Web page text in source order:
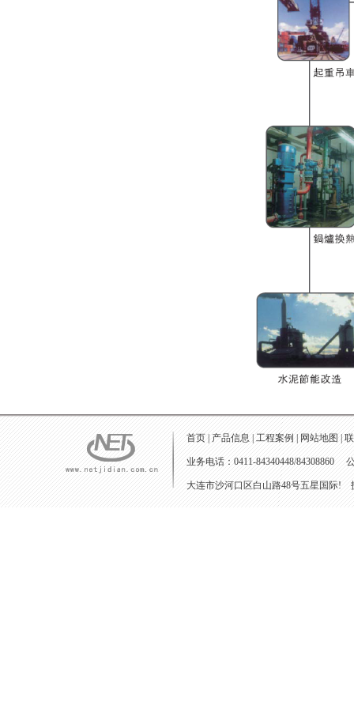
首页 产品信息 工程案例 网站地图
业务电话：0411-84340448/84308860
大连市沙河口区白山路48号五星国际!